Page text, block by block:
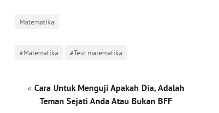
Matematika
#Matematika #Test matematika
« Cara Untuk Menguji Apakah Dia, Adalah
Teman Sejati Anda Atau Bukan BFF